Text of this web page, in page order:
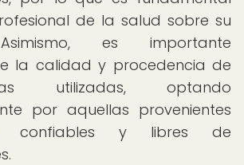
de la salud sobre su
es importante
la calidad y procedencia de
utilizadas, optando
por aquellas provenientes
confiables y libres de